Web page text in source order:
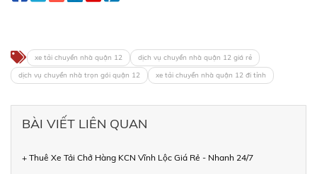
xe tải chuyển nhà quận 12
dịch vụ chuyển nhà quận 12 giá rẻ
dịch vụ chuyển nhà trọn gói quận 12
xe tải chuyển nhà quận 12 đi tỉnh
BÀI VIẾT LIÊN QUAN
+ Thuê Xe Tải Chở Hàng KCN Vĩnh Lộc Giá Rẻ - Nhanh 24/7